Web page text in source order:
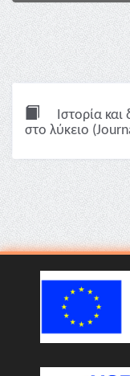
Ιστορία
στο λύκειο